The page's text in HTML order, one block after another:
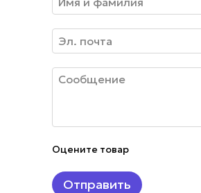
Оцените товар
Отправить